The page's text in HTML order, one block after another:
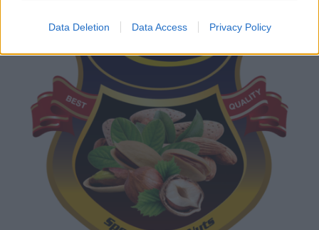
Data Deletion Data Access Privacy Policy